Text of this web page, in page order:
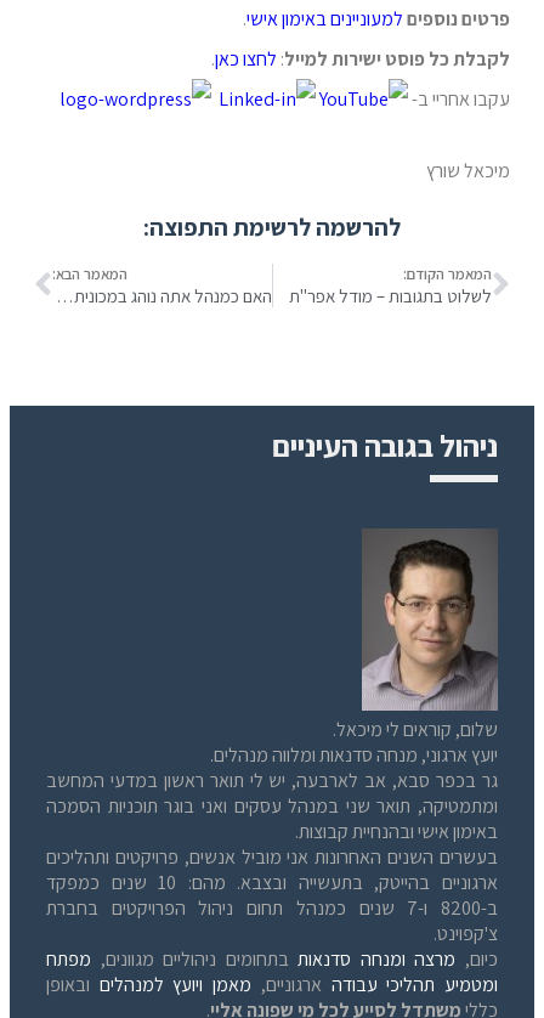
פרטים נוספיםלמעונייניםבאימון אישי.
לקבלת כל פוסט ישירות למייל: לחצו כאן.
עקבו אחריי ב-
מיכאל שורץ
להרשמה לרשימת התפוצה:
המאמר הקודם:
לשלוט בתגובות – מודל אפר"ת
המאמר הבא:
האם כמנהל אתה נוהג במכונית או בסירה?
ניהול בגובה העיניים
שלום, קוראים לי מיכאל.
יועץ ארגוני, מנחה סדנאות ומלווה מנהלים.
גר בכפר סבא, אב לארבעה, יש לי תואר ראשון במדעי המחשב
ומתמטיקה, תואר שני במנהל עסקים ואני בוגר תוכניות הסמכה
באימון אישי ובהנחיית קבוצות.
בעשרים השנים האחרונות אני מוביל אנשים, פרויקטים ותהליכים
ארגוניים בהייטק, בתעשייה ובצבא. מהם: 10 שנים כמפקד
ב-8200 ו-7 שנים כמנהל תחום ניהול הפרויקטים בחברת
צ'קפוינט.
כיום, מרצה ומנחה סדנאותבתחומים ניהוליים מגוונים, מפתח
ומטמיע תהליכי עבודה ארגוניים, מאמן ויועץ למנהלים ובאופן
כללימשתדל לסייע לכל מי שפונה אליי.